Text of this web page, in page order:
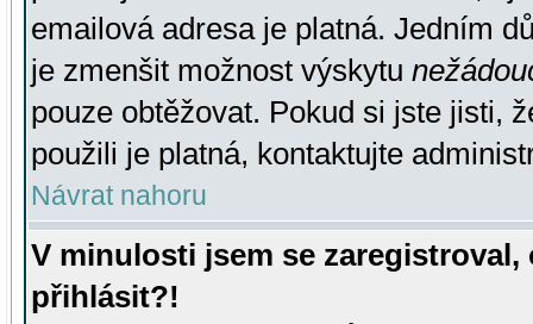
emailová adresa je platná. Jedním
je zmenšit možnost výskytu
pouze obtěžovat. Pokud si jste jisti,
použili je platná, kontaktujte
Návrat nahoru
V minulosti jsem se
přihlásit?!